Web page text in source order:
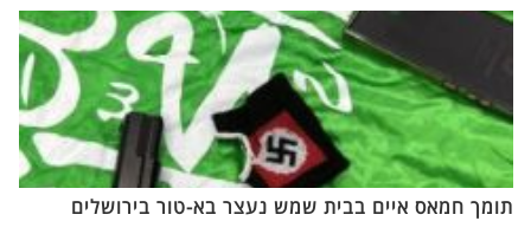
תומך חמאס איים בבית שמש נעצר בא-טור בירושלים